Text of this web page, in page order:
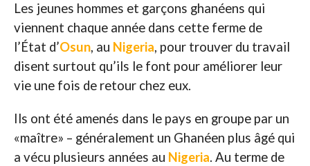
Les jeunes hommes et garçons ghanéens qui
viennent chaque année dans cette ferme de
l’État d’Osun, au Nigeria, pour trouver du travail
disent surtout qu’ils le font pour améliorer leur
vie une fois de retour chez eux.
Ils ont été amenés dans le pays en groupe par un
«maître» – généralement un Ghanéen plus âgé qui
a vécu plusieurs années au Nigeria. Au terme de